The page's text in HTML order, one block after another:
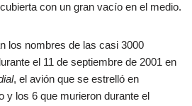
con un gran vacío en el medio.
los nombres de las casi 3000
el 11 de septiembre de 2001 en
, el avión que se estrelló en
y los 6 que murieron durante el